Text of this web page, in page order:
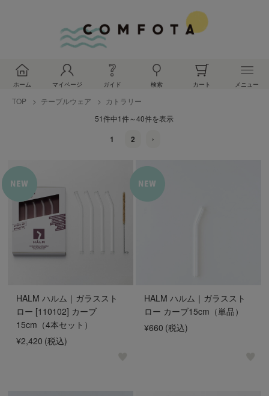
ホーム マイページ ガイド 検索 カート メニュー
TOP テーブルウェア
カトラリー
51件中1件～40件を表示
1 2
HALM ハルム｜ガラススト
ロー [110102] カーブ
15cm（4本セット）
¥2,420 (税込)
HALM ハルム｜ガラススト
ロー カーブ15cm（単品）
¥660 (税込)